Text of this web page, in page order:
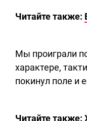
Читайте также:
Мы проиграли
характере,
покинул поле и
Читайте также: